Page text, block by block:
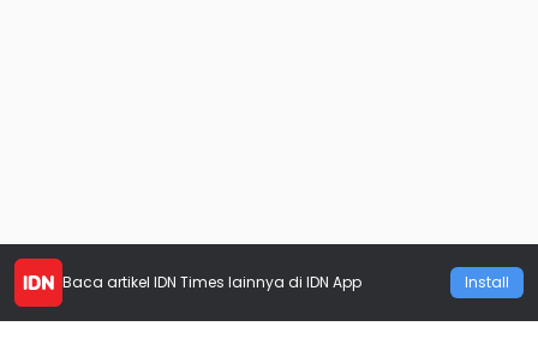
Baca artikel IDN Times lainnya di IDN App Install